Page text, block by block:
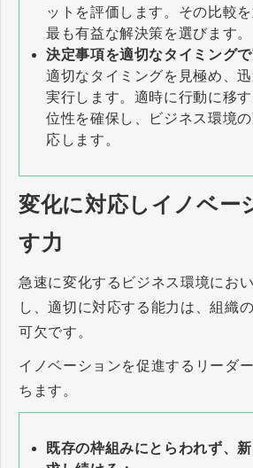
ットを評価します。その比較
最も有益な解決策を選びます。
決定事項を適切なタイミングで
適切なタイミングを見極め、
実行します。適時に行動に移
位性を確保し、ビジネス環境
応します。
変化に対応しイノベー
す力
急速に変化するビジネス環境にお
し、適切に対応する能力は、組織
可欠です。
イノベーションを促進するリーダ
ちます。
既存の枠組みにとらわれず、